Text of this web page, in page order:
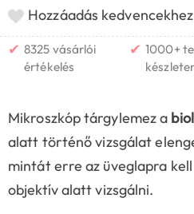
Hozzáadás kedvencekhez
✔ 8325 vásárlói
értékelés
✔ 1000+
Mikroszkóp tárgylemez a
alatt történő vizsgálat
mintát erre az üveglapra
objektív alatt vizsgálni.